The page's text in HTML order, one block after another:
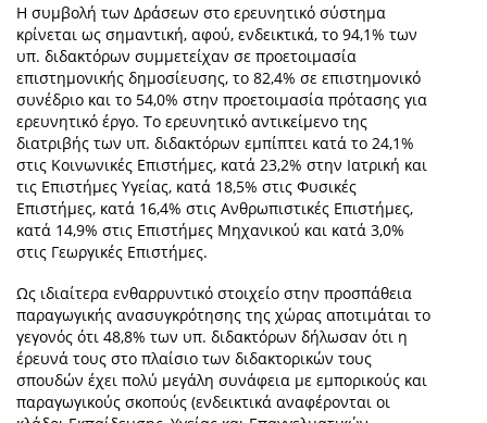
Η συμβολή των Δράσεων στο ερευνητικό σύστημα
κρίνεται ως σημαντική, αφού, ενδεικτικά, το 94,1% των
υπ. διδακτόρων συμμετείχαν σε προετοιμασία
επιστημονικής δημοσίευσης, το 82,4% σε επιστημονικό
συνέδριο και το 54,0% στην προετοιμασία πρότασης για
ερευνητικό έργο. Το ερευνητικό αντικείμενο της
διατριβής των υπ. διδακτόρων εμπίπτει κατά το 24,1%
στις Κοινωνικές Επιστήμες, κατά 23,2% στην Ιατρική και
τις Επιστήμες Υγείας, κατά 18,5% στις Φυσικές
Επιστήμες, κατά 16,4% στις Ανθρωπιστικές Επιστήμες,
κατά 14,9% στις Επιστήμες Μηχανικού και κατά 3,0%
στις Γεωργικές Επιστήμες.
Ως ιδιαίτερα ενθαρρυντικό στοιχείο στην προσπάθεια
παραγωγικής ανασυγκρότησης της χώρας αποτιμάται το
γεγονός ότι 48,8% των υπ. διδακτόρων δήλωσαν ότι η
έρευνά τους στο πλαίσιο των διδακτορικών τους
σπουδών έχει πολύ μεγάλη συνάφεια με εμπορικούς και
παραγωγικούς σκοπούς (ενδεικτικά αναφέρονται οι